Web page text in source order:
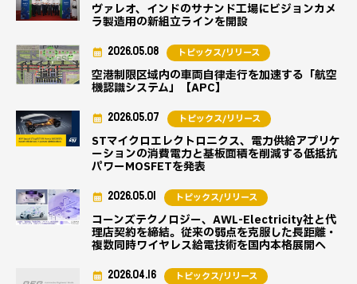
ヴァレオ、インドのサナンド工場にビジョンカメ
ラ製造用の新組立ラインを開設
空港制限区域内の車両自律走行を加速する「航空
機認識システム」【APC】
2026.05.08 トピックス/リリース
STマイクロエレクトロニクス、電力供給アプリケ
ーションの消費電力と基板面積を削減する低抵抗
パワーMOSFETを発表
2026.05.07 トピックス/リリース
コーンズテクノロジー、AWL-Electricity社と代
理店契約を締結。従来の弱点を克服した長距離・
複数同時ワイヤレス給電技術を国内本格展開へ
2026.05.01 トピックス/リリース
2026.04.16 トピックス/リリース